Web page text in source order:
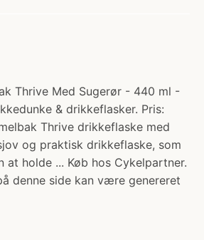
Thrive Med Sugerør - 440 ml -
& drikkeflasker. Pris:
Thrive drikkeflaske med
og praktisk drikkeflaske, som
holde ... Køb hos Cykelpartner.
denne side kan være genereret